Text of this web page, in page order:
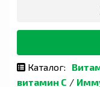
Каталог:
витамин С /